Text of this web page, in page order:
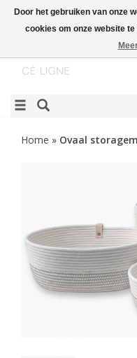
Home » Ovaal
Door het gebruiken van onze
cookies om onze website